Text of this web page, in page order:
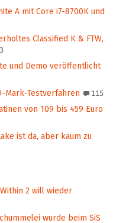
A mit Core i7-8700K und
Classified K & FTW,
und Demo veröffentlicht
Mark-Testverfahren 115
von 109 bis 459 Euro
ist da, aber kaum zu
2 will wieder
wurde beim SiS